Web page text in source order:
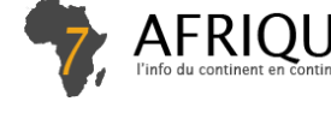
Skip
content